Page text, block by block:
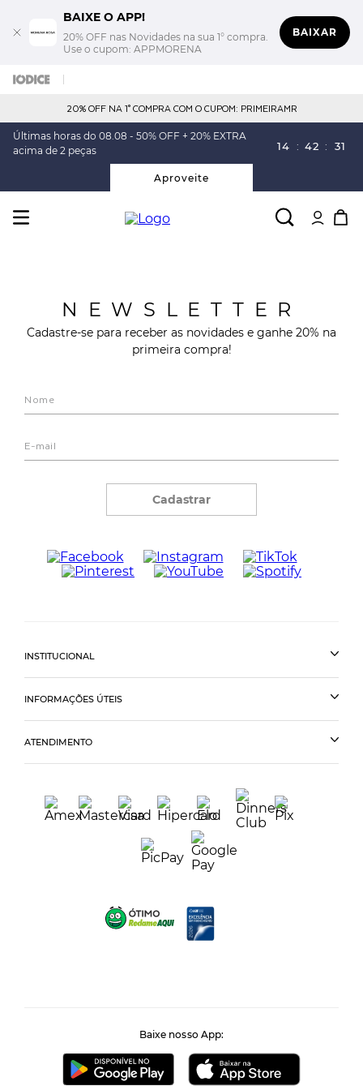
BAIXE O APP!
20% OFF nas Novidades na sua 1° compra.
Use o cupom: APPMORENA
BAIXAR
20% OFF NA 1° COMPRA COM O CUPOM: PRIMEIRAMR
Últimas horas do 08.08 - 50% OFF + 20% EXTRA
acima de 2 peças
14 : 42 : 31
Aproveite
NEWSLETTER
Cadastre-se para receber as novidades e ganhe 20% na
primeira compra!
Cadastrar
INSTITUCIONAL
INFORMAÇÕES ÚTEIS
ATENDIMENTO
Baixe nosso App: